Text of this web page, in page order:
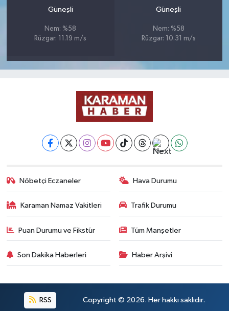
Güneşli
Nem: %58
Rüzgar: 11.19 m/s
Güneşli
Nem: %58
Rüzgar: 10.31 m/s
Nöbetçi Eczaneler Hava Durumu
Karaman Namaz Vakitleri Trafik Durumu
Puan Durumu ve Fikstür Tüm Manşetler
Son Dakika Haberleri Haber Arşivi
RSS Copyright © 2026. Her hakkı saklıdır.